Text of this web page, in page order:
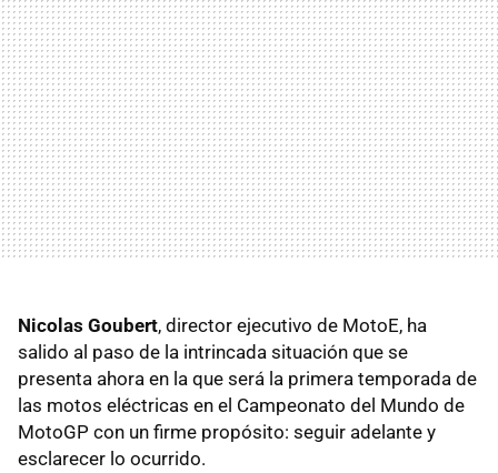
Nicolas Goubert, director ejecutivo de MotoE, ha
salido al paso de la intrincada situación que se
presenta ahora en la que será la primera temporada de
las motos eléctricas en el Campeonato del Mundo de
MotoGP con un firme propósito: seguir adelante y
esclarecer lo ocurrido.